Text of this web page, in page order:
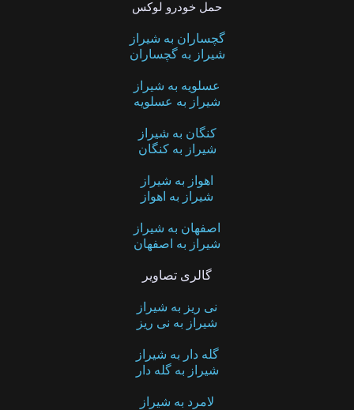
حمل خودرو لوکس
گچساران به شیراز
شیراز به گچساران
عسلویه به شیراز
شیراز به عسلویه
کنگان به شیراز
شیراز به کنگان
اهواز به شیراز
شیراز به اهواز
اصفهان به شیراز
شیراز به اصفهان
گالری تصاویر
نی ریز به شیراز
شیراز به نی ریز
گله دار به شیراز
شیراز به گله دار
لامرد به شیراز